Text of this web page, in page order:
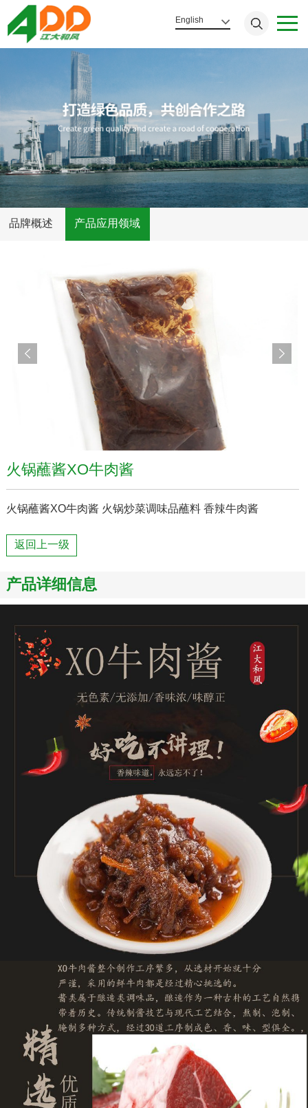
English
品牌概述 产品应用领域
火锅蘸酱XO牛肉酱
火锅蘸酱XO牛肉酱 火锅炒菜调味品蘸料 香辣牛肉酱
返回上一级
产品详细信息